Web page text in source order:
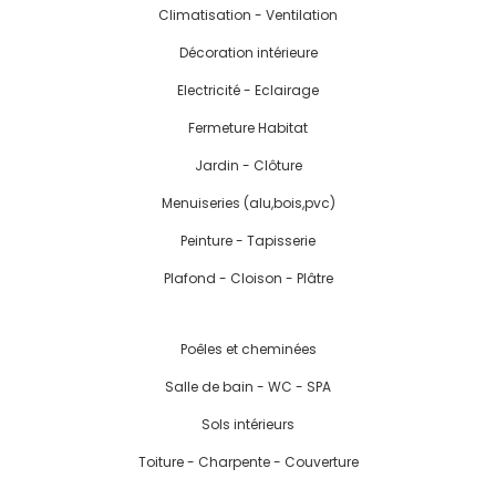
Climatisation - Ventilation
Décoration intérieure
Electricité - Eclairage
Fermeture Habitat
Jardin - Clôture
Menuiseries (alu,bois,pvc)
Peinture - Tapisserie
Plafond - Cloison - Plâtre
Poêles et cheminées
Salle de bain - WC - SPA
Sols intérieurs
Toiture - Charpente - Couverture